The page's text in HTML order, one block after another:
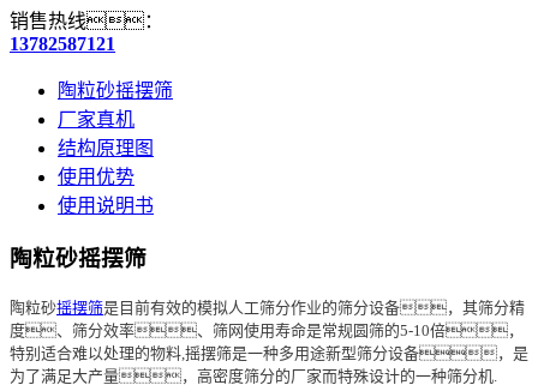
销售热线：
13782587121
陶粒砂摇摆筛
厂家真机
结构原理图
使用优势
使用说明书
陶粒砂摇摆筛
陶粒砂摇摆筛是目前有效的模拟人工筛分作业的筛分设备，其筛分精
度、筛分效率、筛网使用寿命是常规圆筛的5-10倍，
特别适合难以处理的物料,摇摆筛是一种多用途新型筛分设备，是
为了满足大产量，高密度筛分的厂家而特殊设计的一种筛分机.